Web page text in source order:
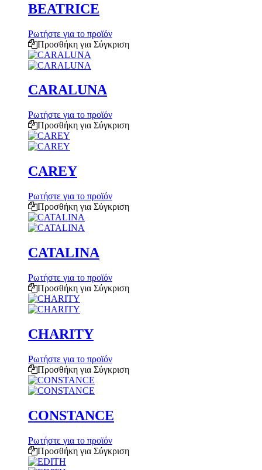
BEATRICE
Ρωτήστε για το προϊόν
Προσθήκη για Σύγκριση
CARALUNA
Ρωτήστε για το προϊόν
Προσθήκη για Σύγκριση
CAREY
Ρωτήστε για το προϊόν
Προσθήκη για Σύγκριση
CATALINA
Ρωτήστε για το προϊόν
Προσθήκη για Σύγκριση
CHARITY
Ρωτήστε για το προϊόν
Προσθήκη για Σύγκριση
CONSTANCE
Ρωτήστε για το προϊόν
Προσθήκη για Σύγκριση